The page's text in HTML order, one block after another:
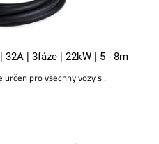
32A | 3fáze | 22kW | 5 - 8m
pro všechny vozy s...